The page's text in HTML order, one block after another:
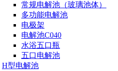
常规电解池（玻璃池体）
多功能电解池
电极架
电解池C040
水浴五口瓶
五口电解池
H型电解池